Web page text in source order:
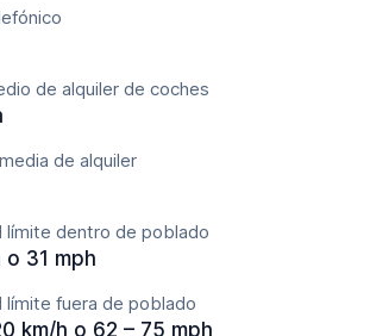
de alquiler de coches
de alquiler
límite dentro de poblado
o 31 mph
límite fuera de poblado
km/h o 62 – 75 mph